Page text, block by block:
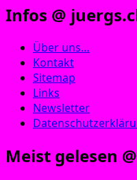
Infos @
Über uns…
Kontakt
Sitemap
Links
Newsletter
Meist gelesen